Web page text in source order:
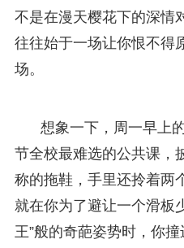
不是在漫天樱花下的深情
往往始于一场让你恨不得
场。
想象一下，周一早上
节全校最难选的公共课，
称的拖鞋，手里还拎着两
就在你为了避让一个滑板
王”般的奇葩姿势时，你